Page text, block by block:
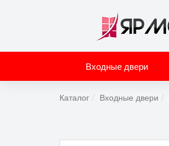
Входные двери
Каталог Входные двери